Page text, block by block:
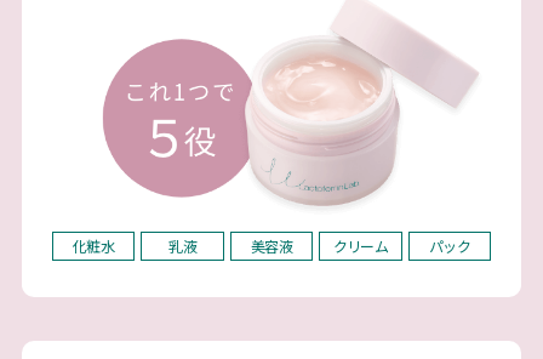
化粧水 乳液 美容液 クリーム パック